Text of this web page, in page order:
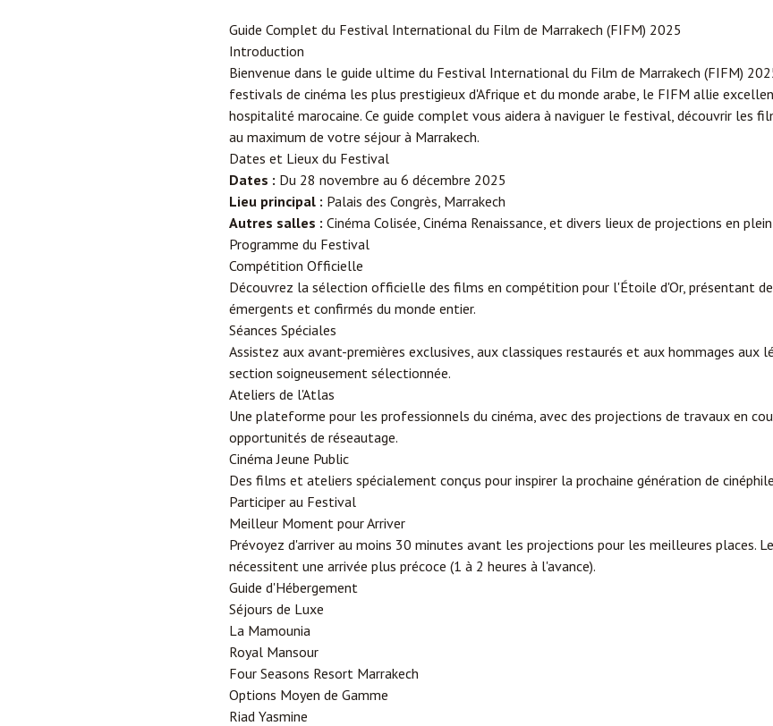
Guide Complet du Festival International du Film de Marrakech (FIFM) 2025
Introduction
Bienvenue dans le guide ultime du Festival International du Film de Marrakech (FIFM)
festivals de cinéma les plus prestigieux d'Afrique et du monde arabe, le FIFM allie
hospitalité marocaine. Ce guide complet vous aidera à naviguer le festival, découvrir les
au maximum de votre séjour à Marrakech.
Dates et Lieux du Festival
Dates : Du 28 novembre au 6 décembre 2025
Lieu principal : Palais des Congrès, Marrakech
Autres salles : Cinéma Colisée, Cinéma Renaissance, et divers lieux de projections en
Programme du Festival
Compétition Officielle
Découvrez la sélection officielle des films en compétition pour l'Étoile d'Or, présentant
émergents et confirmés du monde entier.
Séances Spéciales
Assistez aux avant-premières exclusives, aux classiques restaurés et aux hommages aux
section soigneusement sélectionnée.
Ateliers de l'Atlas
Une plateforme pour les professionnels du cinéma, avec des projections de travaux en
opportunités de réseautage.
Cinéma Jeune Public
Des films et ateliers spécialement conçus pour inspirer la prochaine génération de
Participer au Festival
Meilleur Moment pour Arriver
Prévoyez d'arriver au moins 30 minutes avant les projections pour les meilleures places.
nécessitent une arrivée plus précoce (1 à 2 heures à l'avance).
Guide d'Hébergement
Séjours de Luxe
La Mamounia
Royal Mansour
Four Seasons Resort Marrakech
Options Moyen de Gamme
Riad Yasmine